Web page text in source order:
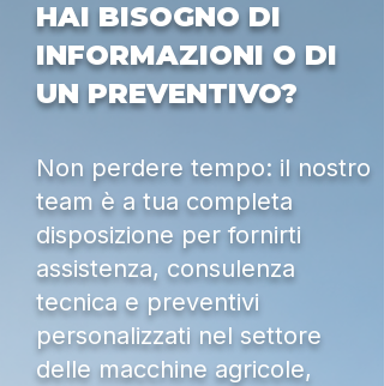
HAI BISOGNO DI
INFORMAZIONI O DI
UN PREVENTIVO?
Non perdere tempo: il nostro
team è a tua completa
disposizione per fornirti
assistenza, consulenza
tecnica e preventivi
personalizzati nel settore
delle macchine agricole,